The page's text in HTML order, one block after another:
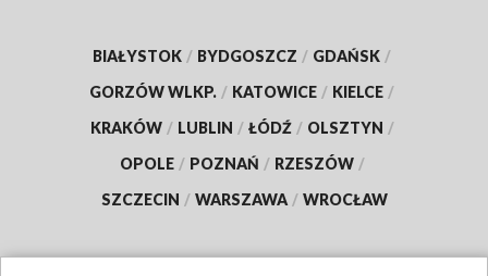
BIAŁYSTOK / BYDGOSZCZ / GDAŃSK /
GORZÓW WLKP. / KATOWICE / KIELCE /
KRAKÓW / LUBLIN / ŁÓDŹ / OLSZTYN /
OPOLE / POZNAŃ / RZESZÓW /
SZCZECIN / WARSZAWA / WROCŁAW